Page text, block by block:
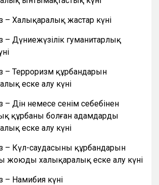
– Халықаралық жастар күні
– Дүниежүзілік гуманитарлық
– Терроризм құрбандарын
еске алу күні
– Дін немесе сенім себебінен
құрбаны болған адамдарды
еске алу күні
– Күл-саудасының құрбандарын
жоюды халықаралық еске алу күні
– Намибия күні